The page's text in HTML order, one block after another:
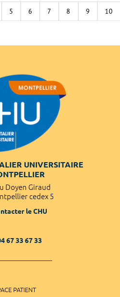
5 6 7 8 9 10
UNIVERSITAIRE
Doyen Giraud
cedex 5
le CHU
67 33 67 33
PATIENT